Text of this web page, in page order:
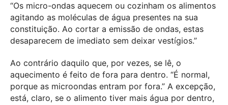
“Os micro-ondas aquecem ou cozinham os alimentos
agitando as moléculas de água presentes na sua
constituição. Ao cortar a emissão de ondas, estas
desaparecem de imediato sem deixar vestígios.”
Ao contrário daquilo que, por vezes, se lê, o
aquecimento é feito de fora para dentro. “É normal,
porque as microondas entram por fora.” A excepção,
está, claro, se o alimento tiver mais água por dentro,